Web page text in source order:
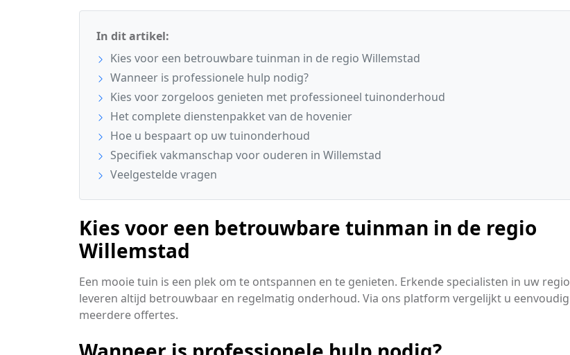
In dit artikel:
Kies voor een betrouwbare tuinman in de regio Willemstad
Wanneer is professionele hulp nodig?
Kies voor zorgeloos genieten met professioneel tuinonderhoud
Het complete dienstenpakket van de hovenier
Hoe u bespaart op uw tuinonderhoud
Specifiek vakmanschap voor ouderen in Willemstad
Veelgestelde vragen
Kies voor een betrouwbare tuinman in de regio
Willemstad
Een mooie tuin is een plek om te ontspannen en te genieten. Erkende specialisten in uw regio
leveren altijd betrouwbaar en regelmatig onderhoud. Via ons platform vergelijkt u eenvoudig
meerdere offertes.